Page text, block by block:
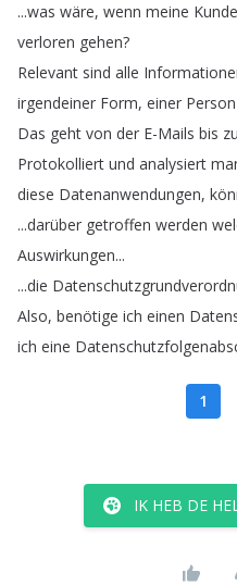
...was wäre, wenn meine
verloren gehen?
Relevant sind alle
irgendeiner Form, einer Person
Das geht von der E-Mails bis
Protokolliert und analysiert
diese Datenanwendungen,
...darüber getroffen werden
Auswirkungen...
...die
Also, benötige ich einen
ich eine
1
IK HEB DE